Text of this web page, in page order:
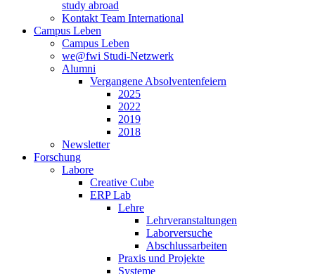
study abroad
Kontakt Team International
Campus Leben
Campus Leben
we@fwi Studi-Netzwerk
Alumni
Vergangene Absolventenfeiern
2025
2022
2019
2018
Newsletter
Forschung
Labore
Creative Cube
ERP Lab
Lehre
Lehrveranstaltungen
Laborversuche
Abschlussarbeiten
Praxis und Projekte
Systeme